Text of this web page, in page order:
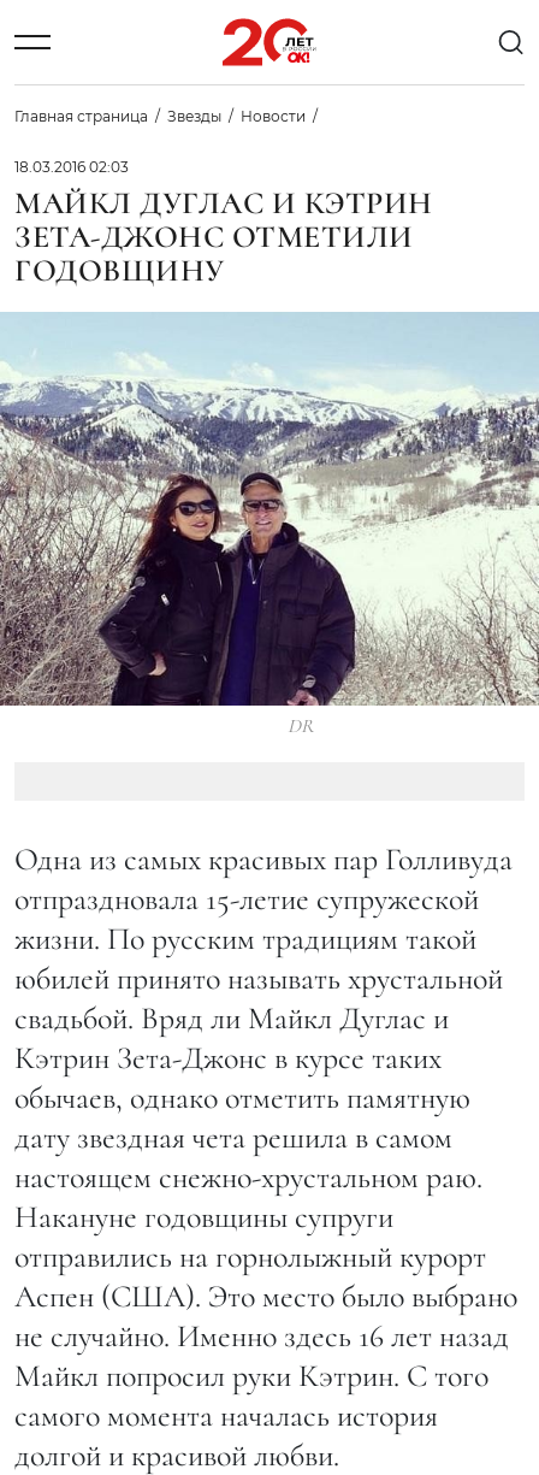
Главная страница Звезды Новости
18.03.2016 02:03
МАЙКЛ ДУГЛАС И КЭТРИН
ЗЕТА-ДЖОНС ОТМЕТИЛИ
ГОДОВЩИНУ
DR
Одна из самых красивых пар Голливуда
отпраздновала 15-летие супружеской
жизни. По русским традициям такой
юбилей принято называть хрустальной
свадьбой. Вряд ли Майкл Дуглас и
Кэтрин Зета-Джонс в курсе таких
обычаев, однако отметить памятную
дату звездная чета решила в самом
настоящем снежно-хрустальном раю.
Накануне годовщины супруги
отправились на горнолыжный курорт
Аспен (США). Это место было выбрано
не случайно. Именно здесь 16 лет назад
Майкл попросил руки Кэтрин. С того
самого момента началась история
долгой и красивой любви.